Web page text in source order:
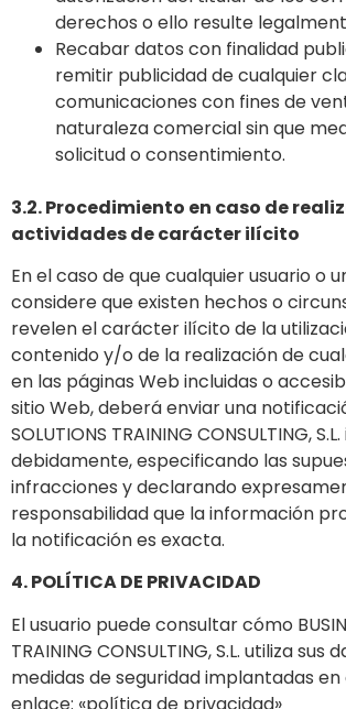
derechos o ello resulte
Recabar datos con finalidad
remitir publicidad de cualquier
comunicaciones con fines de
naturaleza comercial sin que
solicitud o consentimiento.
3.2. Procedimiento en caso de
actividades de carácter ilícito
En el caso de que cualquier usuario o
considere que existen hechos o
revelen el carácter ilícito de la
contenido y/o de la realización de
en las páginas Web incluidas o
sitio Web, deberá enviar una
SOLUTIONS TRAINING CONSULTING,
debidamente, especificando las
infracciones y declarando
responsabilidad que la información
la notificación es exacta.
4. POLÍTICA DE PRIVACIDAD
El usuario puede consultar cómo
TRAINING CONSULTING, S.L. utiliza sus
medidas de seguridad implantadas en
enlace: «política de privacidad»